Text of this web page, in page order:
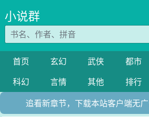
小说群
首页 玄幻 武侠 都市
科幻
言情 其他 排行
追看新章节，下载本站客户端无